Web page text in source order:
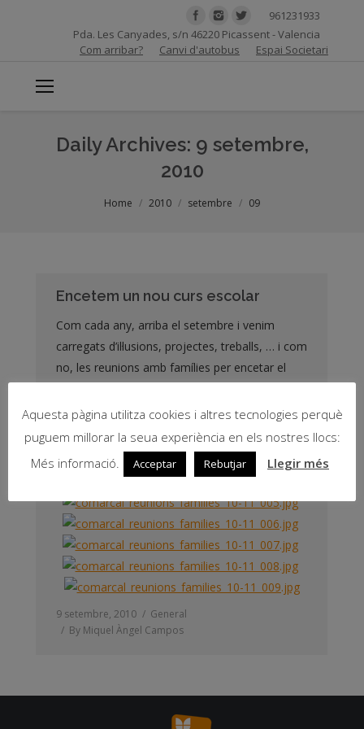
961231933
Pda. Les Canyades, s/n 46220 Picassent - Valencia
Com arribar?
Canvi d'autobus Espai Societari
Daily Archives: 9 setembre,
2010
You are here:Home 2010 setembre 09
Encetem un nou curs escolar
Com cada any, arriba el setembre i venim
carregats d’il·lusions, projectes, treballs, … i com
no, les reunions amb famílies per encetar el
9 setembre, 2010
General
By Miquel Àngel Campos
Aquesta pàgina utilitza cookies i altres tecnologies perquè
puguem millorar la seua experiència en els nostres llocs:
Més informació.
Acceptar Rebutjar Llegir més